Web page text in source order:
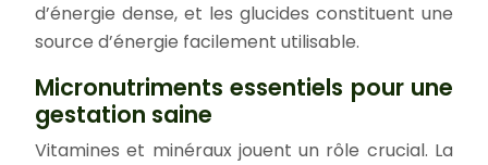
d’énergie dense, et les glucides constituent une
source d’énergie facilement utilisable.
Micronutriments essentiels pour une
gestation saine
Vitamines et minéraux jouent un rôle crucial. La